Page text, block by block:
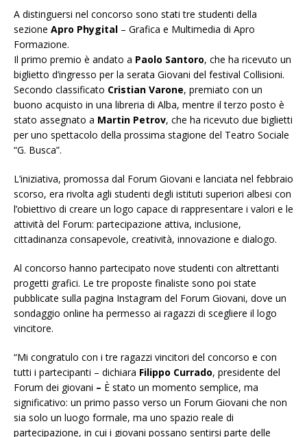
A distinguersi nel concorso sono stati tre studenti della
sezione Apro Phygital – Grafica e Multimedia di Apro
Formazione.
Il primo premio è andato a Paolo Santoro, che ha ricevuto un
biglietto d’ingresso per la serata Giovani del festival Collisioni.
Secondo classificato Cristian Varone, premiato con un
buono acquisto in una libreria di Alba, mentre il terzo posto è
stato assegnato a Martin Petrov, che ha ricevuto due biglietti
per uno spettacolo della prossima stagione del Teatro Sociale
“G. Busca”.
L’iniziativa, promossa dal Forum Giovani e lanciata nel febbraio
scorso, era rivolta agli studenti degli istituti superiori albesi con
l’obiettivo di creare un logo capace di rappresentare i valori e le
attività del Forum: partecipazione attiva, inclusione,
cittadinanza consapevole, creatività, innovazione e dialogo.
Al concorso hanno partecipato nove studenti con altrettanti
progetti grafici. Le tre proposte finaliste sono poi state
pubblicate sulla pagina Instagram del Forum Giovani, dove un
sondaggio online ha permesso ai ragazzi di scegliere il logo
vincitore.
“Mi congratulo con i tre ragazzi vincitori del concorso e con
tutti i partecipanti – dichiara Filippo Currado, presidente del
Forum dei giovani – È stato un momento semplice, ma
significativo: un primo passo verso un Forum Giovani che non
sia solo un luogo formale, ma uno spazio reale di
partecipazione, in cui i giovani possano sentirsi parte delle